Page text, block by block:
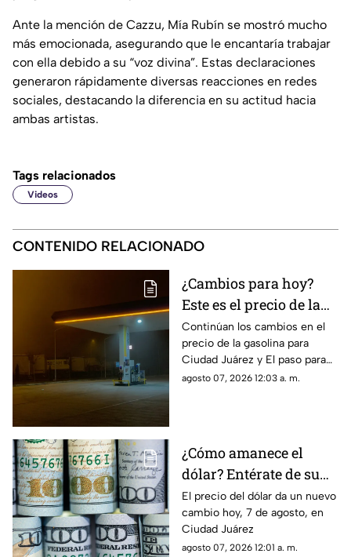
Ante la mención de Cazzu, Mía Rubín se mostró mucho
más emocionada, asegurando que le encantaría trabajar
con ella debido a su “voz divina”. Estas declaraciones
generaron rápidamente diversas reacciones en redes
sociales, destacando la diferencia en su actitud hacia
ambas artistas.
Tags relacionados
Videos
CONTENIDO RELACIONADO
¿Cambios para hoy?
Este es el precio de la
gasolina para Ciudad
Juárez y El Paso
Continúan los cambios en el
precio de la gasolina para
Ciudad Juárez y El paso para
hoy, 7 de agosto
agosto 07, 2026 12:03 a. m.
¿Cómo amanece el
dólar? Entérate de su
precio hoy, 7 de agosto,
en Ciudad Juárez
El precio del dólar da un nuevo
cambio hoy, 7 de agosto, en
Ciudad Juárez
agosto 07, 2026 12:01 a. m.